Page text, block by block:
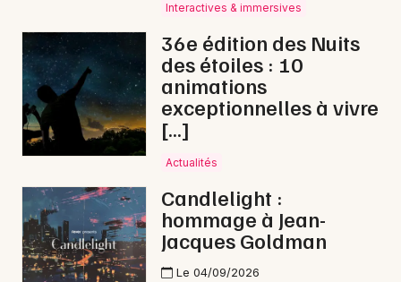
Expos
Sorties & loisirs
Danse dans la Drôme
Danse en Rhône-Alpes
Danse en Auvergne-Rhône-Alpes
Interactives & immersives
36e édition des Nuits
des étoiles : 10
animations
exceptionnelles à vivre
[…]
Actualités
Candlelight :
hommage à Jean-
Jacques Goldman
Le 04/09/2026